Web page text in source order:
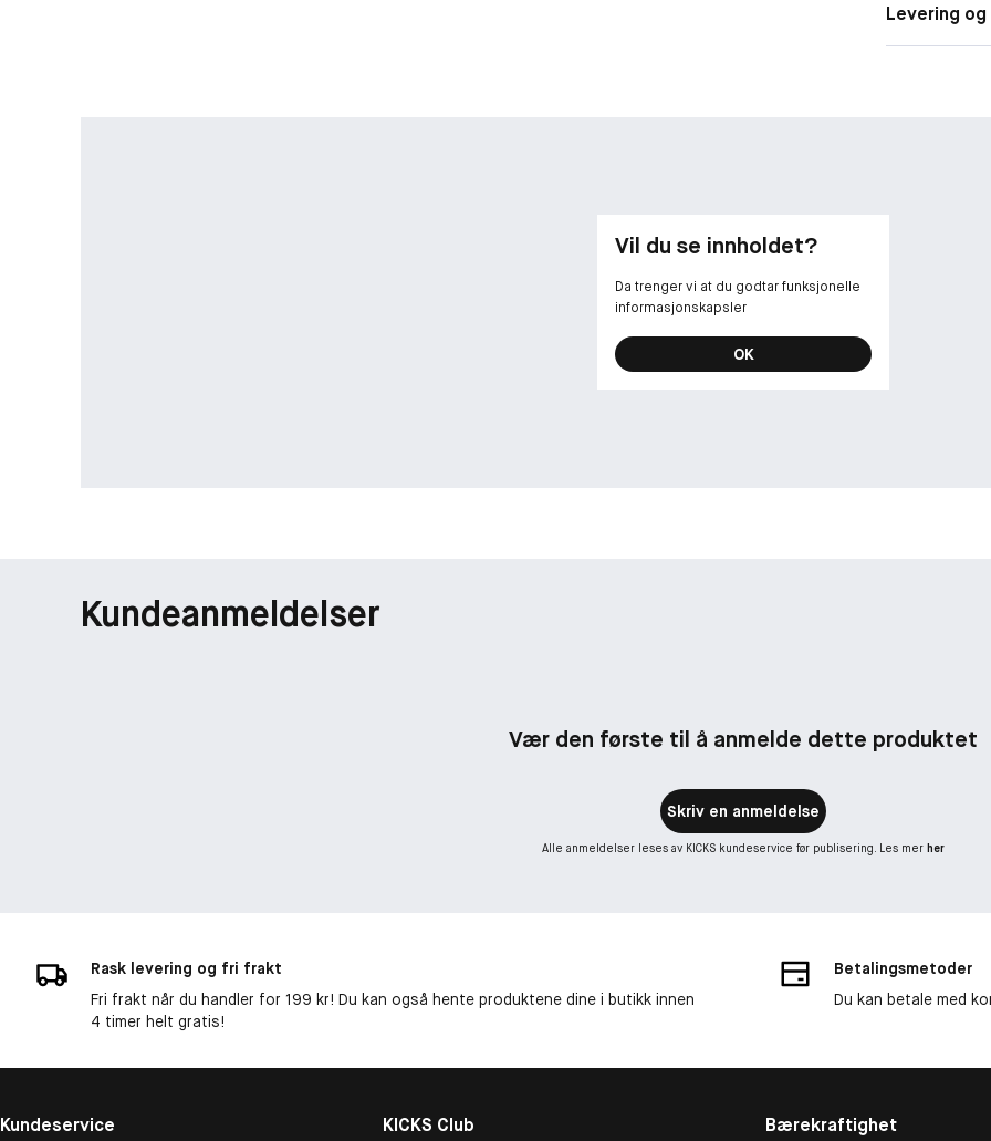
Levering
Vil du se innholdet?
Da trenger vi at du godtar funksjonelle
informasjonskapsler
OK
Kundeanmeldelser
Vær den første til å anmelde dette produktet
Skriv en anmeldelse
Alle anmeldelser leses av KICKS kundeservice før publisering. Les mer her
Rask levering og fri frakt
Fri frakt når du handler for 199 kr! Du kan også hente produktene dine i butikk innen
4 timer helt gratis!
Betalingsmetoder
Du kan betale med
Kundeservice KICKS Club Bærekraftighet